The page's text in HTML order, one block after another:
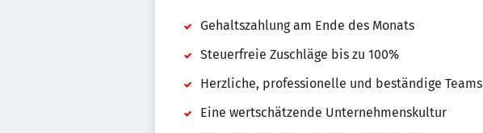
Gehaltszahlung am Ende des Monats
Steuerfreie Zuschläge bis zu 100%
Herzliche, professionelle und beständige Teams
Eine wertschätzende Unternehmenskultur